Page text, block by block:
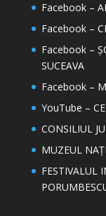
Facebook –
Facebook –
Facebook –
SUCEAVA
Facebook –
YouTube –
CONSILIUL
MUZEUL
FESTIVALUL